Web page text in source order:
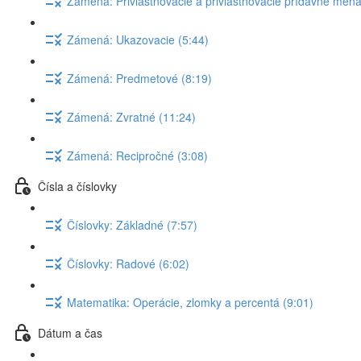
Zámená: Ukazovacie (5:44)
Zámená: Predmetové (8:19)
Zámená: Zvratné (11:24)
Zámená: Recipročné (3:08)
Čísla a číslovky
Číslovky: Základné (7:57)
Číslovky: Radové (6:02)
Matematika: Operácie, zlomky a percentá (9:01)
Dátum a čas